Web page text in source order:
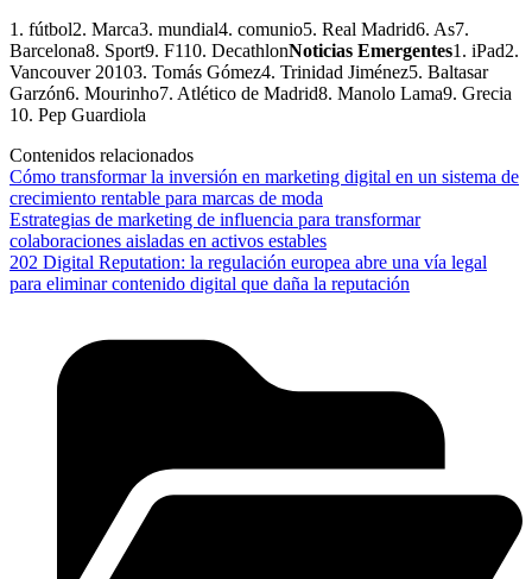
1. fútbol2. Marca3. mundial4. comunio5. Real Madrid6. As7.
Barcelona8. Sport9. F110. DecathlonNoticias Emergentes1. iPad2.
Vancouver 20103. Tomás Gómez4. Trinidad Jiménez5. Baltasar
Garzón6. Mourinho7. Atlético de Madrid8. Manolo Lama9. Grecia
10. Pep Guardiola
Contenidos relacionados
Cómo transformar la inversión en marketing digital en un sistema de
crecimiento rentable para marcas de moda
Estrategias de marketing de influencia para transformar
colaboraciones aisladas en activos estables
202 Digital Reputation: la regulación europea abre una vía legal
para eliminar contenido digital que daña la reputación